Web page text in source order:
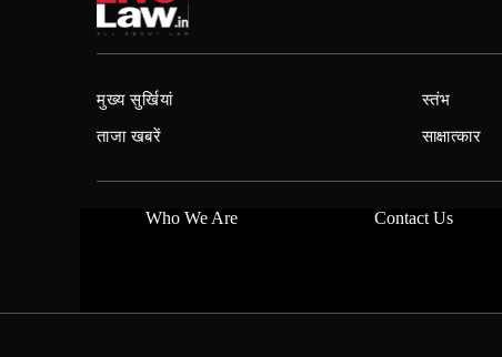
मुख्य सुर्खियां
ताजा खबरें
स्तंभ
साक्षात्कार
Who We Are Contact Us